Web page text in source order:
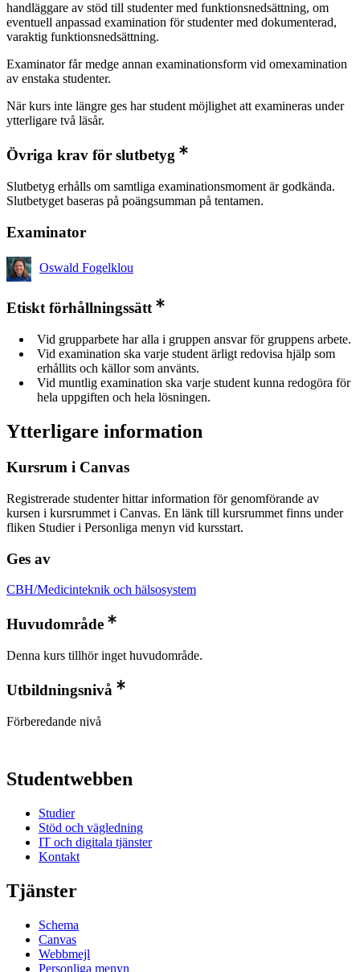
handläggare av stöd till studenter med funktionsnedsättning, om
eventuell anpassad examination för studenter med dokumenterad,
varaktig funktionsnedsättning.
Examinator får medge annan examinationsform vid omexamination
av enstaka studenter.
När kurs inte längre ges har student möjlighet att examineras under
ytterligare två läsår.
Övriga krav för slutbetyg
Slutbetyg erhålls om samtliga examinationsmoment är godkända.
Slutbetyget baseras på poängsumman på tentamen.
Examinator
Oswald Fogelklou
Etiskt förhållningssätt
Vid grupparbete har alla i gruppen ansvar för gruppens arbete.
Vid examination ska varje student ärligt redovisa hjälp som
erhållits och källor som använts.
Vid muntlig examination ska varje student kunna redogöra för
hela uppgiften och hela lösningen.
Ytterligare information
Kursrum i Canvas
Registrerade studenter hittar information för genomförande av
kursen i kursrummet i Canvas. En länk till kursrummet finns under
fliken Studier i Personliga menyn vid kursstart.
Ges av
CBH/Medicinteknik och hälsosystem
Huvudområde
Denna kurs tillhör inget huvudområde.
Utbildningsnivå
Förberedande nivå
Studentwebben
Studier
Stöd och vägledning
IT och digitala tjänster
Kontakt
Tjänster
Schema
Canvas
Webbmejl
Personliga menyn